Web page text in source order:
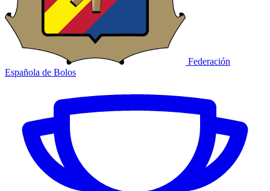
Federación
Española de Bolos